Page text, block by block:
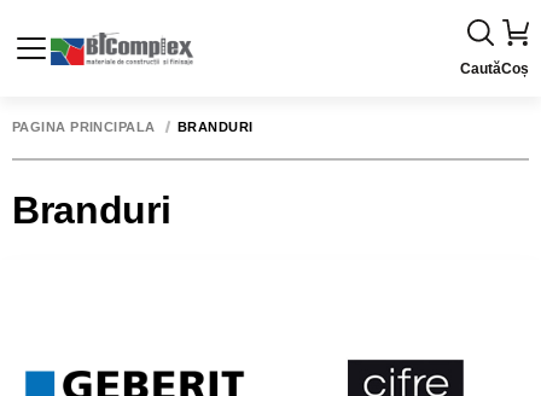
CautăCoș
PAGINA PRINCIPALĂ BRANDURI
Branduri